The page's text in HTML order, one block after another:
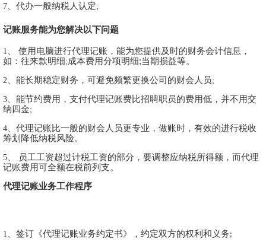
7 、代办一般纳税人认定;
记账服务能为您解决以下问题
1
使用电脑进行代理记账，能为您提供及时的财务会计信息，
如：往来款明细;成本费用分项明细;当期损益等。
2 、能长期稳定财务，可避免频繁更换公司的财会人员;
3 、能节约费用，支付代理记账费比招聘职员的费用低，并不用交
纳四金;
4 、代理记账比一般的财会人员更专业，做账时，有效的进行税收
筹划降低纳税风险。
5
员工工资超过计税工资的部分，要调整应纳税所得额，而代理
记账费用可全额在税前列支。
代理记账业务工作程序
1 、签订《代理记账业务约定书》，约定双方的权利和义务;